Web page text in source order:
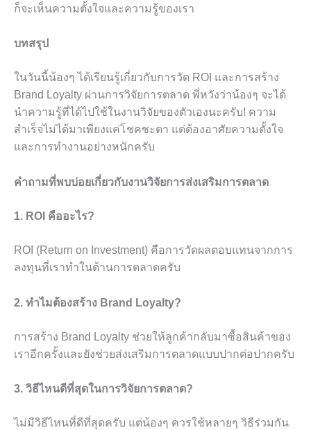
ก็จะเห็นความตั้งใจและความรู้ของเรา
บทสรุป
ในวันนี้น้องๆ ได้เรียนรู้เกี่ยวกับการวัด ROI และการสร้าง
Brand Loyalty ผ่านการวิจัยการตลาด พี่หวังว่าน้องๆ จะได้
นำความรู้ที่ได้ไปใช้ในงานวิจัยของตัวเองนะครับ! ความ
สำเร็จไม่ได้มาเพียงแค่โชคชะตา แต่ต้องอาศัยความตั้งใจ
และการทำงานอย่างหนักครับ
คำถามที่พบบ่อยเกี่ยวกับงานวิจัยการส่งเสริมการตลาด
1. ROI คืออะไร?
ROI (Return on Investment) คือการวัดผลตอบแทนจากการ
ลงทุนที่เราทำในด้านการตลาดครับ
2. ทำไมต้องสร้าง Brand Loyalty?
การสร้าง Brand Loyalty ช่วยให้ลูกค้ากลับมาซื้อสินค้าของ
เราอีกครั้งและยังช่วยส่งเสริมการตลาดแบบปากต่อปากครับ
3. วิธีไหนดีที่สุดในการวิจัยการตลาด?
ไม่มีวิธีไหนที่ดีที่สุดครับ แต่น้องๆ ควรใช้หลายๆ วิธีร่วมกัน